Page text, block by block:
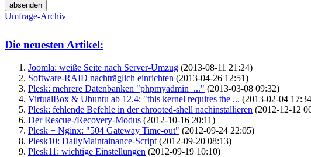
Umfrage-Archiv
Die neuesten Artikel:
Joomla: weiße Seite nach Server-Umzug (2013-08-11 21:24)
Software-RAID nachträglich einrichten (2013-04-26 12:51)
Plesk: mehrere Datenbanken "phpmyadmin_..." (2013-03-08 09:32)
VirtualBox & Ubuntu ab 12.4: "this kernel requires the ... (2013-02-04
Plesk: fehlende Befehle in der chrooted-shell nachinstallieren (2012-12-12
Der Rescue-/Recovery-Modus (2012-10-16 20:11)
Plesk + Nginx: "504 Gateway Time-out" (2012-09-24 22:05)
Plesk10: DailyMaintainance-Script (2012-09-20 08:13)
Plesk11: wichtige Einstellungen (2012-09-19 10:10)